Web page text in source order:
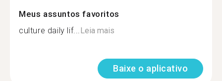
Meus assuntos favoritos
culture daily lif... Leia mais
Baixe o aplicativo